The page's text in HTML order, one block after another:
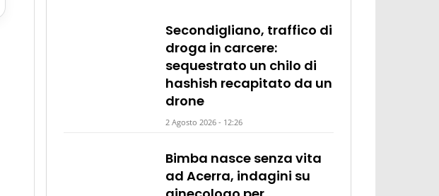
Secondigliano, traffico di
droga in carcere:
sequestrato un chilo di
hashish recapitato da un
drone
2 Agosto 2026 - 12:26
Bimba nasce senza vita
ad Acerra, indagini su